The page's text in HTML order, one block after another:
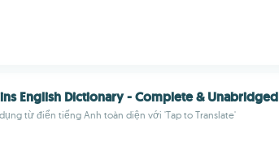
English Dictionary - Complete & Unabridged
từ điển tiếng Anh toàn diện với 'Tap to Translate'